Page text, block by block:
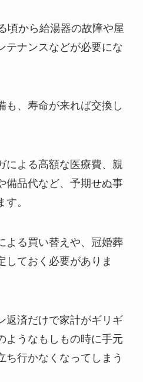
頃から給湯器の故障や屋
テナンスなどが必要にな
も、寿命が来れば交換し
による高額な医療費、親
備品代など、予期せぬ事
。
よる買い替えや、冠婚葬
しておく必要がありま
返済だけで家計がギリギ
ようなもしもの時に手元
ち行かなくなってしまう